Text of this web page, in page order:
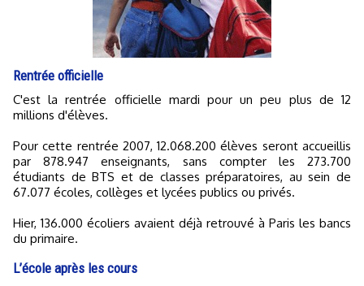
Rentrée officielle
C'est la rentrée officielle mardi pour un peu plus de 12
millions d'élèves.
Pour cette rentrée 2007, 12.068.200 élèves seront accueillis
par 878.947 enseignants, sans compter les 273.700
étudiants de BTS et de classes préparatoires, au sein de
67.077 écoles, collèges et lycées publics ou privés.
Hier, 136.000 écoliers avaient déjà retrouvé à Paris les bancs
du primaire.
L’école après les cours